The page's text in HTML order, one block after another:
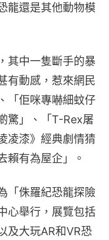
龍還是其他動物模
其中一隻斷手的暴
有動感，惹來網民
「佢咪專嚇細蚊仔
驚」、「T-Rex屠
凌漆》經典劇情猜
賴有為屋企」。
「侏羅紀恐龍探險
心舉行，展覽包括
及大玩AR和VR恐